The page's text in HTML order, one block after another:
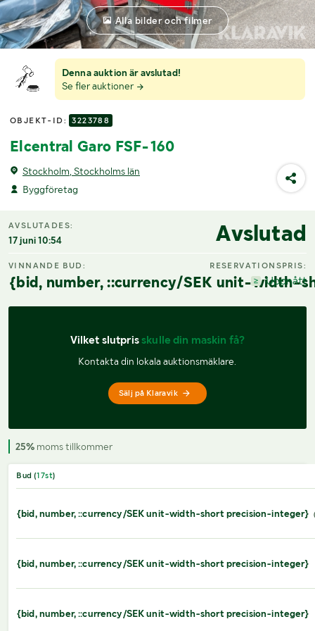
Denna auktion är avslutad!
Se fler auktioner
OBJEKT-ID: 3223788
Elcentral Garo FSF-160
Stockholm, Stockholms län
Byggföretag
Alla bilder och filmer
AVSLUTADES:
17 juni 10:54 Avslutad
VINNANDE BUD:
{bid, number, ::currency/SEK unit-width-
RESERVATIONSPRIS:
Uppnått
Vilket slutpris skulle din maskin få?
Kontakta din lokala auktionsmäklare.
Sälj på Klaravik
25% moms tillkommer
Bud (17st)
{bid, number, ::currency/SEK unit-width-short precision-integer}
{bid, number, ::currency/SEK unit-width-short precision-integer}
{bid, number, ::currency/SEK unit-width-short precision-integer}